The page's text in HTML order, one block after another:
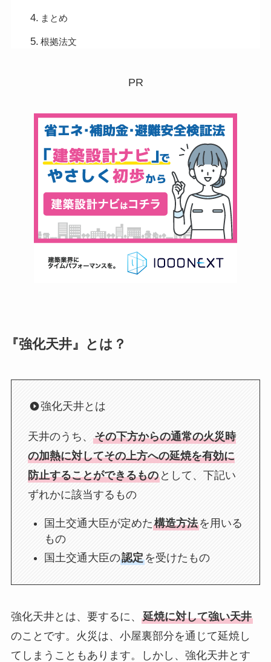
まとめ
根拠法文
PR
『強化天井』とは？
強化天井とは
天井のうち、 その下方からの通常の火災時
の加熱に対してその上方への延焼を有効に
防止することができるものとして、下記い
ずれかに該当するもの
国土交通大臣が定めた構造方法を用いる
もの
国土交通大臣の認定を受けたもの
強化天井とは、要するに、 延焼に対して強い天井
のことです。火災は、小屋裏部分を通じて延焼し
てしまうこともあります。しかし、強化天井とす